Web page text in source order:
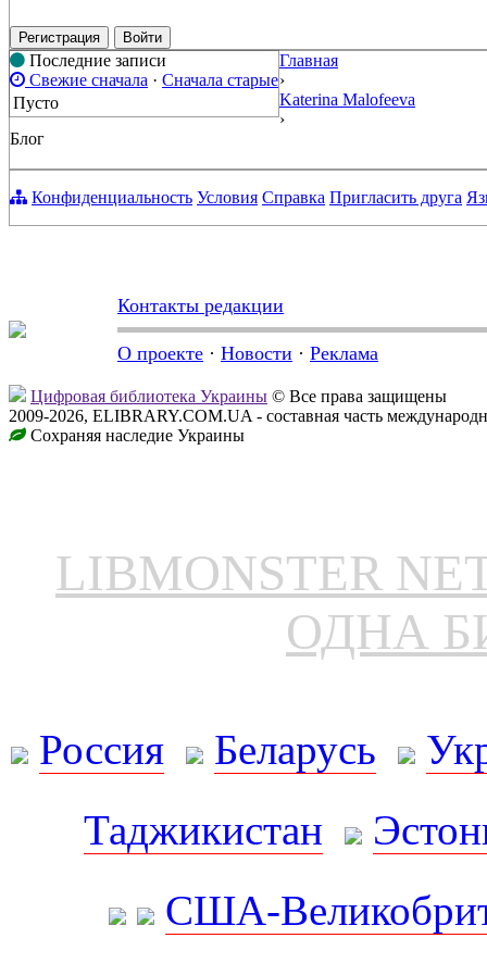
Регистрация Войти
Последние записи
Свежие сначала · Сначала старые
Пусто
Главная
›
Katerina Malofeeva
›
Блог
Конфиденциальность Условия Справка Пригласить друга
Контакты редакции
О проекте · Новости · Реклама
Цифровая библиотека Украины © Все права защищены
2009-2026, ELIBRARY.COM.UA - составная часть
Сохраняя наследие Украины
LIBMONSTER
ОДНА
Россия Беларусь
Таджикистан
США-